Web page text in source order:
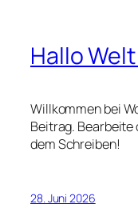
Hallo
Willkommen bei
Beitrag. Bearbeite
dem Schreiben!
28. Juni 2026